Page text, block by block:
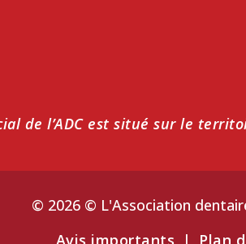
de l’ADC est situé sur le
© 2026 © L'Association
Avis importants | Plan